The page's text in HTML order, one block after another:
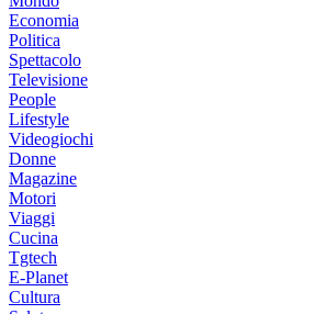
Economia
Politica
Spettacolo
Televisione
People
Lifestyle
Videogiochi
Donne
Magazine
Motori
Viaggi
Cucina
Tgtech
E-Planet
Cultura